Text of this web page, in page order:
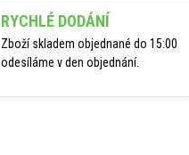
RYCHLÉ DODÁNÍ
Zboží skladem objednané do 15:00
odesíláme v den objednání.